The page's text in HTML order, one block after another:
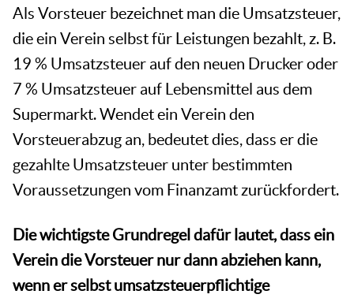
Als Vorsteuer bezeichnet man die Umsatzsteuer,
die ein Verein selbst für Leistungen bezahlt, z. B.
19 % Umsatzsteuer auf den neuen Drucker oder
7 % Umsatzsteuer auf Lebensmittel aus dem
Supermarkt. Wendet ein Verein den
Vorsteuerabzug an, bedeutet dies, dass er die
gezahlte Umsatzsteuer unter bestimmten
Voraussetzungen vom Finanzamt zurückfordert.
Die wichtigste Grundregel dafür lautet, dass ein
Verein die Vorsteuer nur dann abziehen kann,
wenn er selbst umsatzsteuerpflichtige